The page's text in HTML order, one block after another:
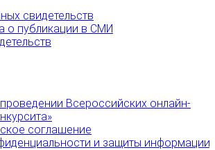
свидетельств
о публикации в СМИ
Всероссийских онлайн-
соглашение
и защиты информации